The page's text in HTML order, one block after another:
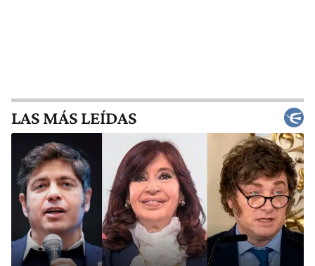
LAS MÁS LEÍDAS